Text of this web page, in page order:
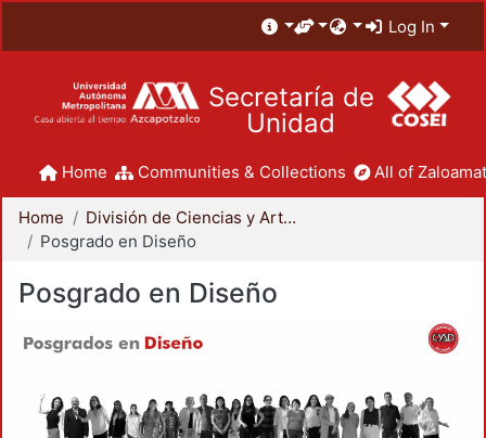
Log In
Secretaría de
Unidad
Home Communities & Collections All of
Home
División de Ciencias y Artes para el Diseño
Posgrado en Diseño
Posgrado en Diseño